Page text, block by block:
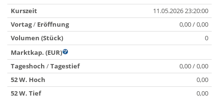
Kurszeit
11.05.2026 23:20:00
Vortag/ Eröffnung
0,00 / 0,00
Volumen (Stück)
0
Marktkap. (EUR)
Tageshoch /Tagestief
0,00 / 0,00
52 W. Hoch
0,00
52 W. Tief
0,00